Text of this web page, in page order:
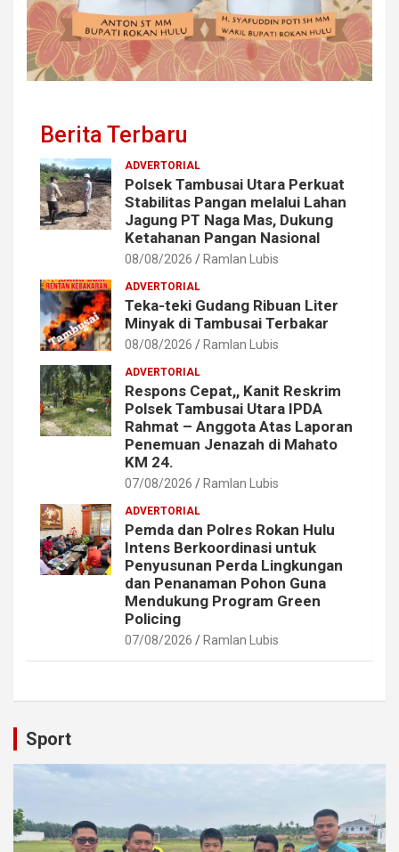
Berita Terbaru
ADVERTORIAL
Polsek Tambusai Utara Perkuat
Stabilitas Pangan melalui Lahan
Jagung PT Naga Mas, Dukung
Ketahanan Pangan Nasional
08/08/2026 Ramlan Lubis
ADVERTORIAL
Teka-teki Gudang Ribuan Liter
Minyak di Tambusai Terbakar
08/08/2026 Ramlan Lubis
ADVERTORIAL
Respons Cepat,, Kanit Reskrim
Polsek Tambusai Utara IPDA
Rahmat – Anggota Atas Laporan
Penemuan Jenazah di Mahato
KM 24.
07/08/2026 Ramlan Lubis
ADVERTORIAL
Pemda dan Polres Rokan Hulu
Intens Berkoordinasi untuk
Penyusunan Perda Lingkungan
dan Penanaman Pohon Guna
Mendukung Program Green
Policing
07/08/2026 Ramlan Lubis
Sport